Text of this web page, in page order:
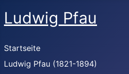
Ludwig Pfau
Startseite
Ludwig Pfau (1821-1894)